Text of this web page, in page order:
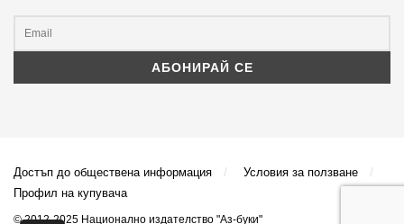
Достъп до обществена информация
Условия за ползване
Профил на купувача
© 2012-2025 Национално издателство "Аз-буки"